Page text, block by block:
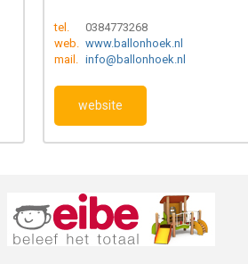
tel.
0384773268
web. www.ballonhoek.nl
mail. info@ballonhoek.nl
website